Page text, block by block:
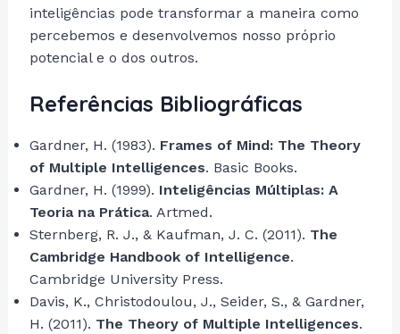
inteligências pode transformar a maneira como
percebemos e desenvolvemos nosso próprio
potencial e o dos outros.
Referências Bibliográficas
Gardner, H. (1983). Frames of Mind: The Theory
of Multiple Intelligences. Basic Books.
Gardner, H. (1999). Inteligências Múltiplas: A
Teoria na Prática. Artmed.
Sternberg, R. J., & Kaufman, J. C. (2011). The
Cambridge Handbook of Intelligence.
Cambridge University Press.
Davis, K., Christodoulou, J., Seider, S., & Gardner,
H. (2011). The Theory of Multiple Intelligences.